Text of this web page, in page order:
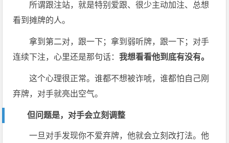
所谓跟注站，就是特别爱跟、很少主动加注、总想
看到摊牌的人。
拿到第二对，跟一下；拿到弱听牌，跟一下；对手
连续下注，心里还是那句话：我想看看他到底有没有。
这个心理很正常。谁都不想被诈唬，谁都怕自己刚
弃牌，对手就亮出空气。
但问题是，对手会立刻调整
一旦对手发现你不爱弃牌，他就会立刻改打法。他